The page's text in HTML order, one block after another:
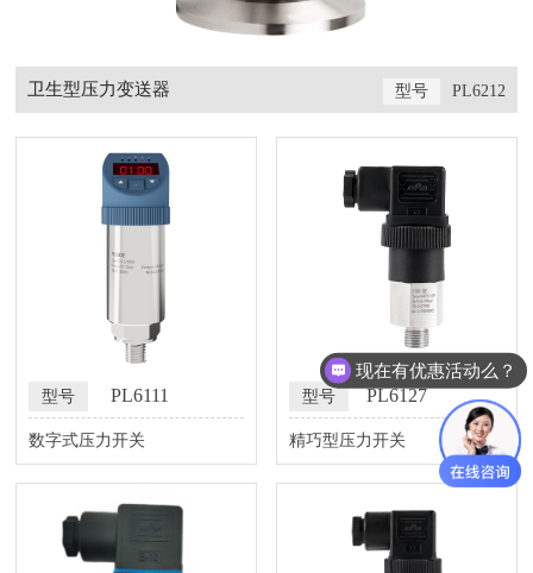
卫生型压力变送器 型号 PL6212
型号 PL6111
数字式压力开关
型号 PL6127
精巧型压力开关
现在有优惠活动么？